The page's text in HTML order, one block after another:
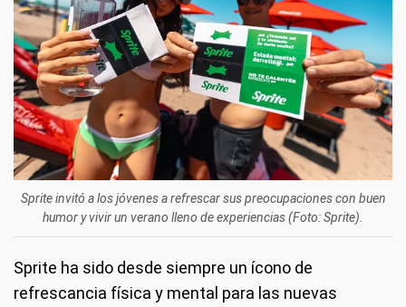
Sprite invitó a los jóvenes a refrescar sus preocupaciones con buen
humor y vivir un verano lleno de experiencias (Foto: Sprite).
Sprite ha sido desde siempre un ícono de
refrescancia física y mental para las nuevas